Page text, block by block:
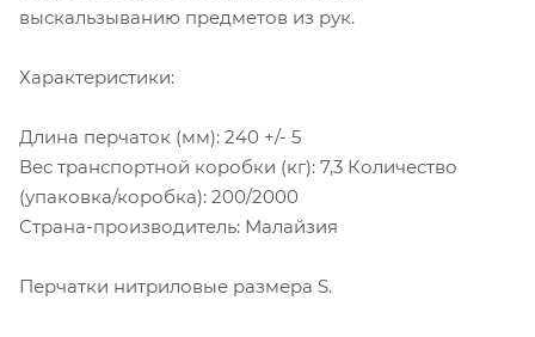
выскальзыванию предметов из рук.
Характеристики:
Длина перчаток (мм): 240 +/- 5
Вес транспортной коробки (кг): 7,3 Количество
(упаковка/коробка): 200/2000
Страна-производитель: Малайзия
Перчатки нитриловые размера S.